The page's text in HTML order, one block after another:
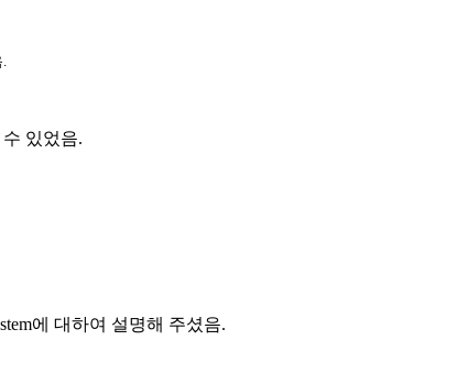
있었음.
에 대하여 설명해 주셨음.